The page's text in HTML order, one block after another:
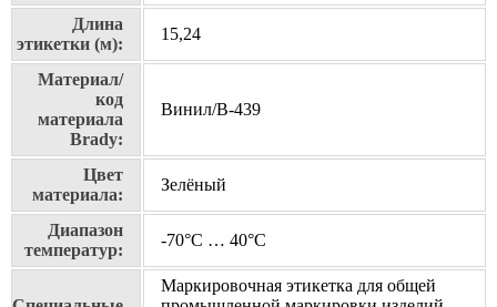
Длина
этикетки (м):
15,24
Материал/
код
материала
Brady:
Винил/В-439
Цвет
материала:
Зелёный
Диапазон
температур:
-70°C … 40°C
Маркировочная этикетка для общей